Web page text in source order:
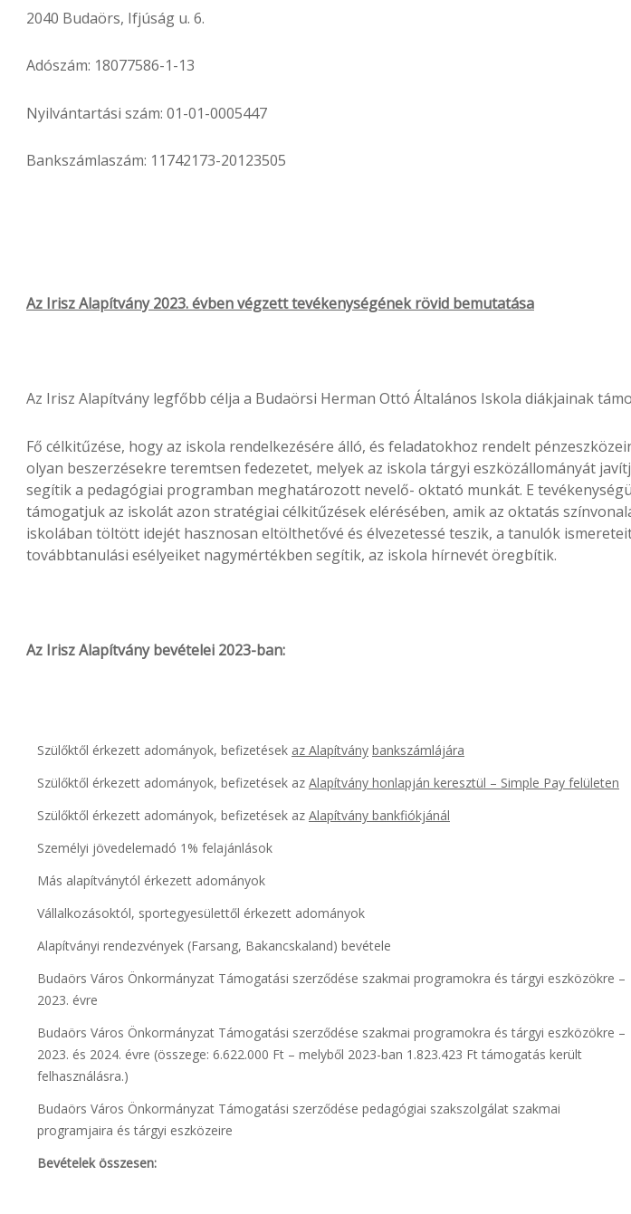
2040 Budaörs, Ifjúság u. 6.
Adószám: 18077586-1-13
Nyilvántartási szám: 01-01-0005447
Bankszámlaszám: 11742173-20123505
Az Irisz Alapítvány 2023. évben végzett tevékenységének rövid bemutatása
Az Irisz Alapítvány legfőbb célja a Budaörsi Herman Ottó Általános Iskola diákjainak
Fő célkitűzése, hogy az iskola rendelkezésére álló, és feladatokhoz rendelt
olyan beszerzésekre teremtsen fedezetet, melyek az iskola tárgyi eszközállományát
segítik a pedagógiai programban meghatározott nevelő- oktató munkát. E
támogatjuk az iskolát azon stratégiai célkitűzések elérésében, amik az oktatás
iskolában töltött idejét hasznosan eltölthetővé és élvezetessé teszik, a tanulók
továbbtanulási esélyeiket nagymértékben segítik, az iskola hírnevét öregbítik.
Az Irisz Alapítvány bevételei 2023-ban:
Szülőktől érkezett adományok, befizetések az Alapítvány bankszámlájára
Szülőktől érkezett adományok, befizetések az Alapítvány honlapján keresztül – Simple Pay felületen
Szülőktől érkezett adományok, befizetések az Alapítvány bankfiókjánál
Személyi jövedelemadó 1% felajánlások
Más alapítványtól érkezett adományok
Vállalkozásoktól, sportegyesülettől érkezett adományok
Alapítványi rendezvények (Farsang, Bakancskaland) bevétele
Budaörs Város Önkormányzat Támogatási szerződése szakmai programokra és tárgyi eszközökre –
2023. évre
Budaörs Város Önkormányzat Támogatási szerződése szakmai programokra és tárgyi eszközökre –
2023. és 2024. évre (összege: 6.622.000 Ft – melyből 2023-ban 1.823.423 Ft támogatás került
felhasználásra.)
Budaörs Város Önkormányzat Támogatási szerződése pedagógiai szakszolgálat szakmai
programjaira és tárgyi eszközeire
Bevételek összesen: